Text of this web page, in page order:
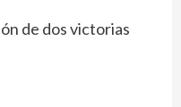
de dos victorias